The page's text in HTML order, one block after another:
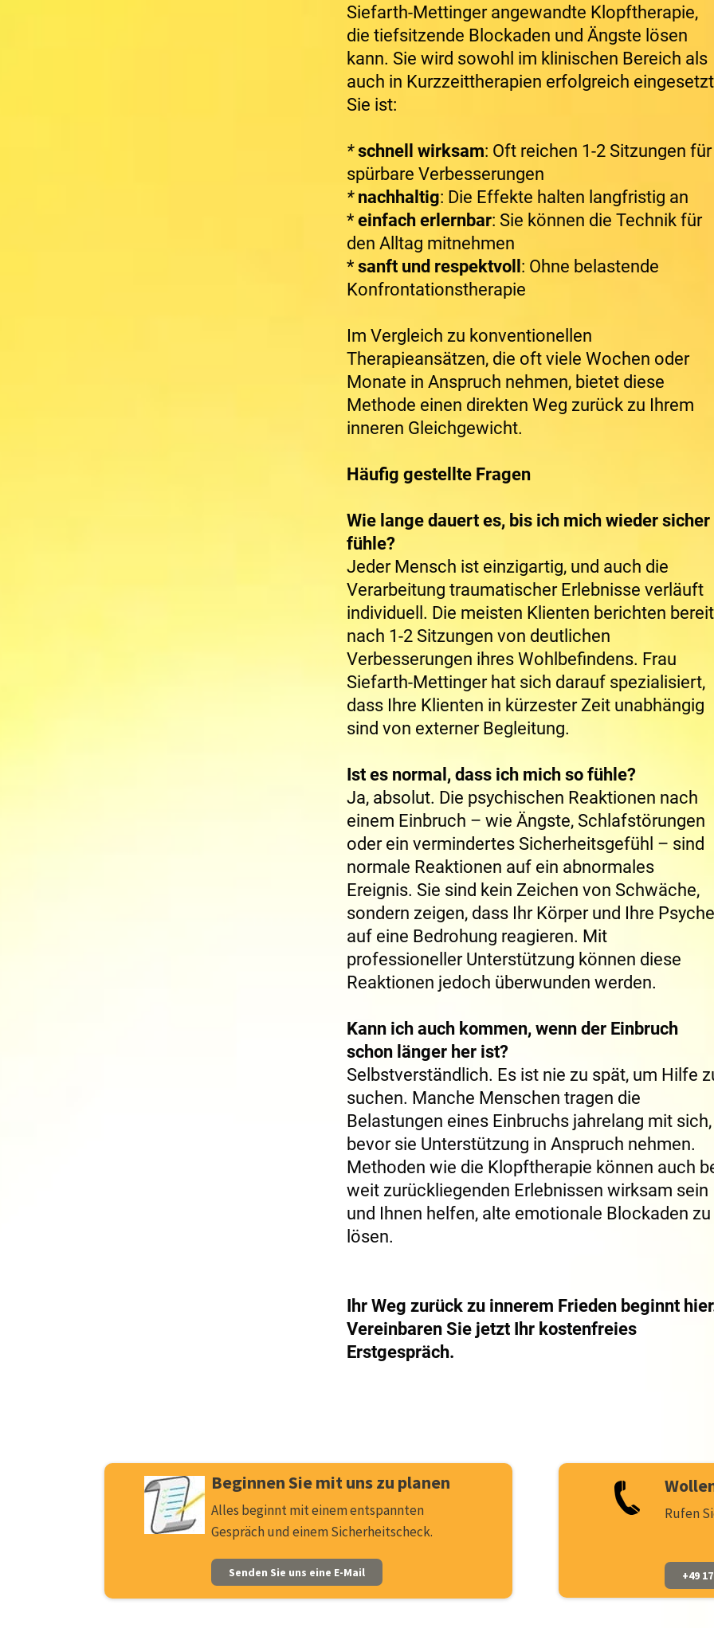
Siefarth-Mettinger angewandte Klopftherapie,
die tiefsitzende Blockaden und Ängste lösen
kann. Sie wird sowohl im klinischen Bereich als
auch in Kurzzeittherapien erfolgreich
Sie ist:
*schnell wirksam: Oft reichen 1-2 Sitzungen für
spürbare Verbesserungen
* nachhaltig: Die Effekte halten langfristig an
* einfach erlernbar: Sie können die Technik für
den Alltag mitnehmen
* sanft und respektvoll : Ohne belastende
Konfrontationstherapie
Im Vergleich zu konventionellen
Therapieansätzen, die oft viele Wochen oder
Monate in Anspruch nehmen, bietet diese
Methode einen direkten Weg zurück zu Ihrem
inneren Gleichgewicht.
Häufig gestellte Fragen
Wie lange dauert es, bis ich mich wieder sicher
fühle?
Jeder Mensch ist einzigartig, und auch die
Verarbeitung traumatischer Erlebnisse verläuft
individuell. Die meisten Klienten berichten
nach 1-2 Sitzungen von deutlichen
Verbesserungen ihres Wohlbefindens. Frau
Siefarth-Mettinger hat sich darauf spezialisiert,
dass Ihre Klienten in kürzester Zeit unabhängig
sind von externer Begleitung.
Ist es normal, dass ich mich so fühle?
Ja, absolut. Die psychischen Reaktionen nach
einem Einbruch – wie Ängste, Schlafstörungen
oder ein vermindertes Sicherheitsgefühl – sind
normale Reaktionen auf ein abnormales
Ereignis. Sie sind kein Zeichen von Schwäche,
sondern zeigen, dass Ihr Körper und Ihre Psyche
auf eine Bedrohung reagieren. Mit
professioneller Unterstützung können diese
Reaktionen jedoch überwunden werden.
Kann ich auch kommen, wenn der Einbruch
schon länger her ist?
Selbstverständlich. Es ist nie zu spät, um Hilfe
suchen. Manche Menschen tragen die
Belastungen eines Einbruchs jahrelang mit sich,
bevor sie Unterstützung in Anspruch nehmen.
Methoden wie die Klopftherapie können auch
weit zurückliegenden Erlebnissen wirksam sein
und Ihnen helfen, alte emotionale Blockaden zu
lösen.
Ihr Weg zurück zu innerem Frieden beginnt
Vereinbaren Sie jetzt Ihr kostenfreies
Erstgespräch.
Beginnen Sie mit uns zu planen
Alles beginnt mit einem entspannten
Gespräch und einem Sicherheitscheck.
Senden Sie uns eine E-Mail
Rufen
+49